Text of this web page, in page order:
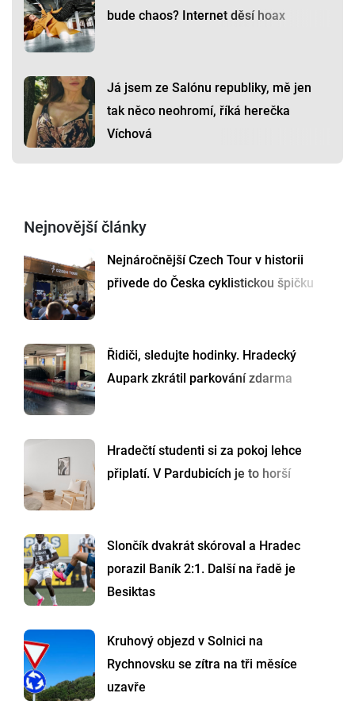
bude chaos? Internet děsí hoax
Já jsem ze Salónu republiky, mě jen
tak něco neohromí, říká herečka
Víchová
Nejnovější články
Nejnáročnější Czech Tour v historii
přivede do Česka cyklistickou špičku
Řidiči, sledujte hodinky. Hradecký
Aupark zkrátil parkování zdarma
Hradečtí studenti si za pokoj lehce
připlatí. V Pardubicích je to horší
Slončík dvakrát skóroval a Hradec
porazil Baník 2:1. Další na řadě je
Besiktas
Kruhový objezd v Solnici na
Rychnovsku se zítra na tři měsíce
uzavře